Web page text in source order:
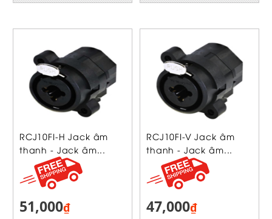
RCJ10FI-H Jack âm
thanh - Jack âm...
51,000₫
RCJ10FI-V Jack âm
thanh - Jack âm...
47,000₫